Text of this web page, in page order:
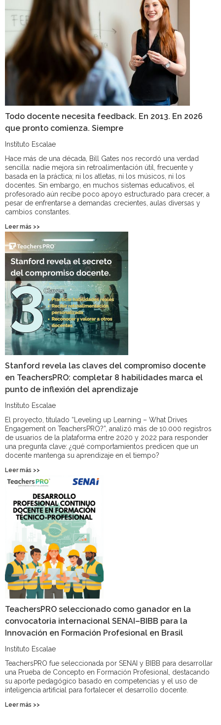
Todo docente necesita feedback. En 2013. En 2026
que pronto comienza. Siempre
Instituto Escalae
Hace más de una década, Bill Gates nos recordó una verdad
sencilla: nadie mejora sin retroalimentación útil, frecuente y
basada en la práctica; ni los atletas, ni los músicos, ni los
docentes. Sin embargo, en muchos sistemas educativos, el
profesorado aún recibe poco apoyo estructurado para crecer, a
pesar de enfrentarse a demandas crecientes, aulas diversas y
cambios constantes.
Leer más >>
Stanford revela las claves del compromiso docente
en TeachersPRO: completar 8 habilidades marca el
punto de inflexión del aprendizaje
Instituto Escalae
El proyecto, titulado “Leveling up Learning – What Drives
Engagement on TeachersPRO?”, analizó más de 10.000 registros
de usuarios de la plataforma entre 2020 y 2022 para responder
una pregunta clave: ¿qué comportamientos predicen que un
docente mantenga su aprendizaje en el tiempo?
Leer más >>
TeachersPRO seleccionado como ganador en la
convocatoria internacional SENAI–BIBB para la
Innovación en Formación Profesional en Brasil
Instituto Escalae
TeachersPRO fue seleccionada por SENAI y BIBB para desarrollar
una Prueba de Concepto en Formación Profesional, destacando
su aporte pedagógico basado en competencias y el uso de
inteligencia artificial para fortalecer el desarrollo docente.
Leer más >>